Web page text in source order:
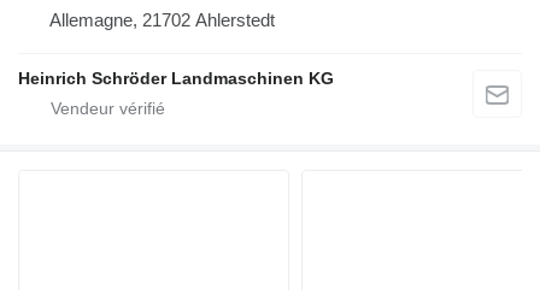
Allemagne, 21702 Ahlerstedt
Heinrich Schröder Landmaschinen KG